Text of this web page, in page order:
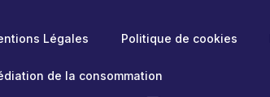
Légales Politique de cookies
de la consommation